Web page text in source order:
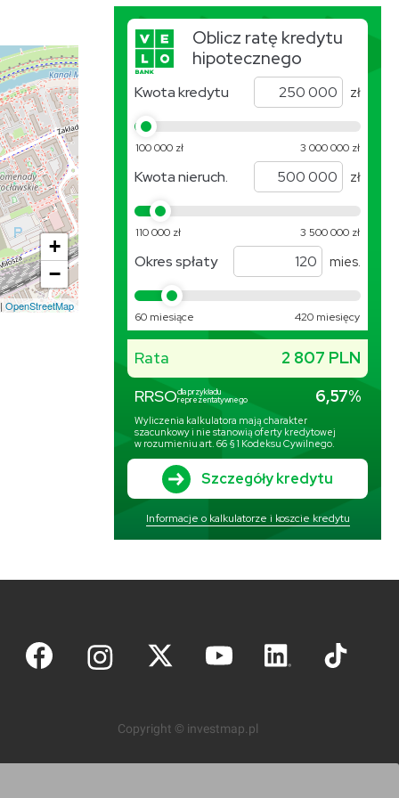
+
−
OpenStreetMap
Copyright © investmap.pl